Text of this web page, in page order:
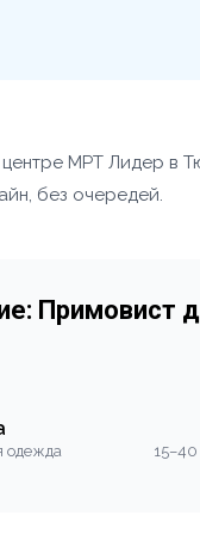
МРТ Лидер в
без очередей.
Примовист
одежда